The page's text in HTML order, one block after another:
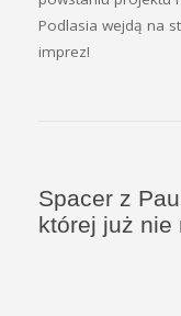
Podlasia wejdą na
imprez!
Spacer z
której już nie